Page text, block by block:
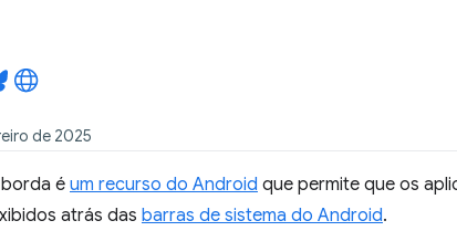
de 2025
é um recurso do Android que permite que os
atrás das barras de sistema do Android.